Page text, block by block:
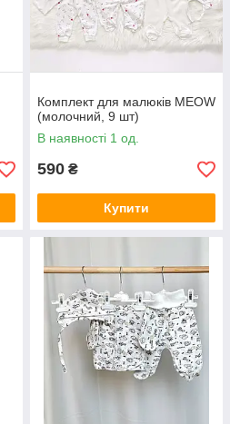
Комплект для малюків MEOW
(молочний, 9 шт)
В наявності 1 од.
590 ₴
Купити